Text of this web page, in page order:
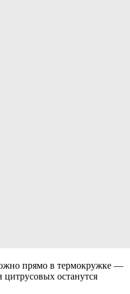
прямо в термокружке —
цитрусовых останутся